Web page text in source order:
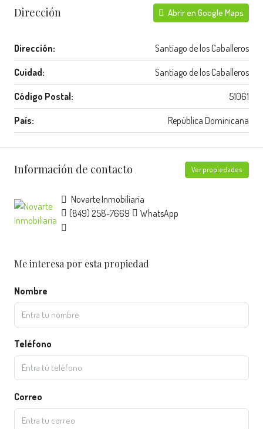
Dirección Abrir en Google Maps
Dirección: Santiago de los Caballeros
Cuidad: Santiago de los Caballeros
Código Postal: 51061
País: República Dominicana
Información de contacto Ver propiedades
Novarte Inmobiliaria
(849) 258-7669
WhatsApp
Me interesa por esta propiedad
Nombre
Teléfono
Correo